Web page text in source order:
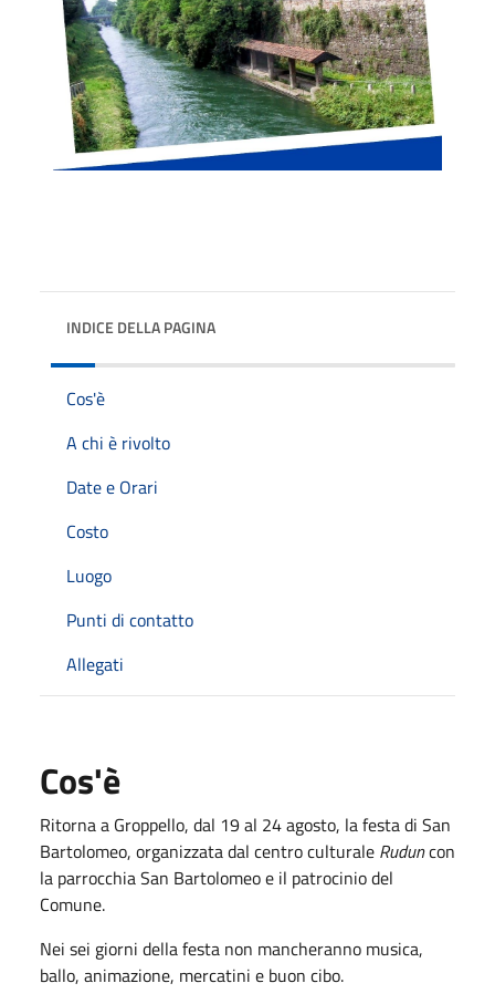
INDICE DELLA PAGINA
Cos'è
A chi è rivolto
Date e Orari
Costo
Luogo
Punti di contatto
Allegati
Cos'è
Ritorna a Groppello, dal 19 al 24 agosto, la festa di San
Bartolomeo, organizzata dal centro culturale Ruduncon
la parrocchia San Bartolomeo e il patrocinio del
Comune.
Nei sei giorni della festa non mancheranno musica,
ballo, animazione, mercatini e buon cibo.